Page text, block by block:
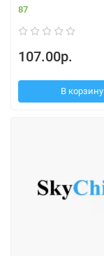
87
107.00р.
В корзину